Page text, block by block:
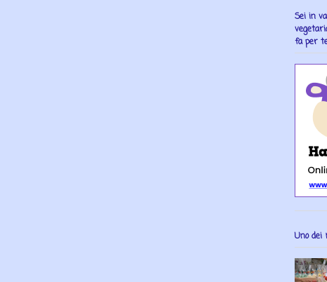
Sei in
fa per
Uno